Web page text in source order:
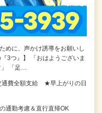
めに、声かけ誘導をお願いし
3つ』】 「おはようございま
」 「足…
通費全額支給 ★早上がりの日
勤考慮＆直行直帰OK